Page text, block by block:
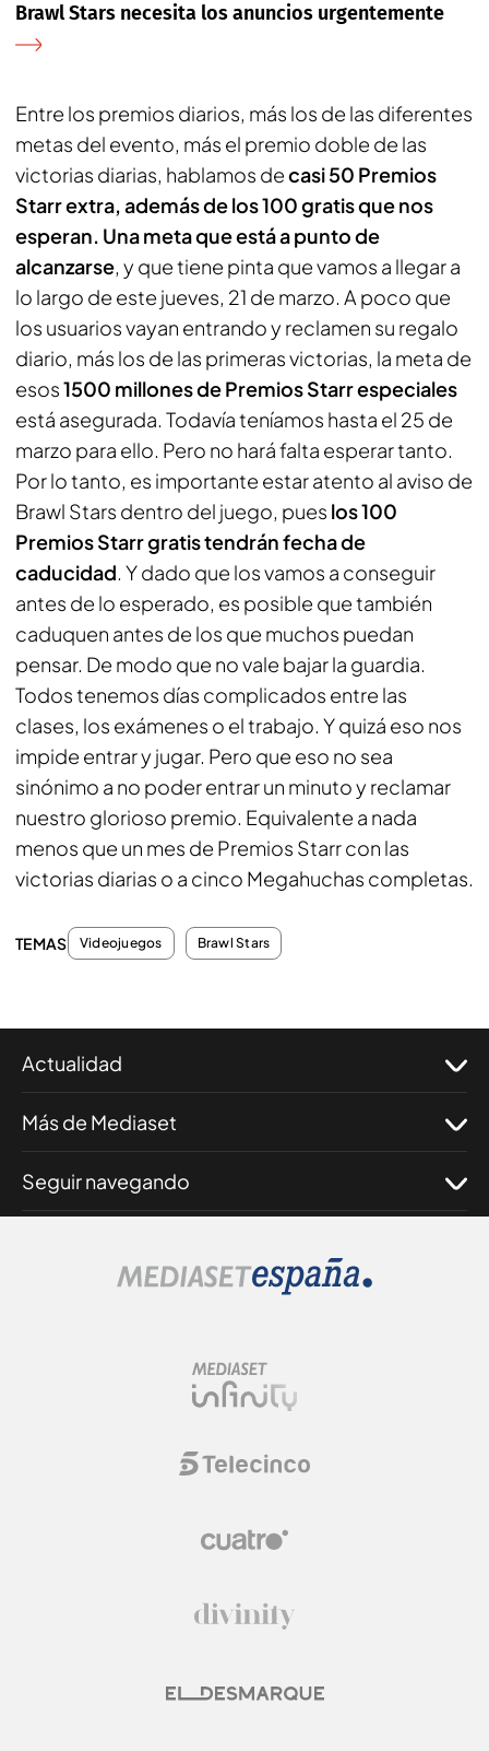
Brawl Stars necesita los anuncios urgentemente
Entre los premios diarios, más los de las diferentes
metas del evento, más el premio doble de las
victorias diarias, hablamos decasi 50 Premios
Starr extra, además de los 100 gratis que nos
esperan. Una meta que está a punto de
alcanzarse, y que tiene pinta que vamos a llegar a
lo largo de este jueves, 21 de marzo. A poco que
los usuarios vayan entrando y reclamen su regalo
diario, más los de las primeras victorias, la meta de
esos1500 millones de Premios Starr especiales
está asegurada. Todavía teníamos hasta el 25 de
marzo para ello. Pero no hará falta esperar tanto.
Por lo tanto, es importante estar atento al aviso de
Brawl Stars dentro del juego, pues los 100
Premios Starr gratis tendrán fecha de
caducidad. Y dado que los vamos a conseguir
antes de lo esperado, es posible que también
caduquen antes de los que muchos puedan
pensar. De modo que no vale bajar la guardia.
Todos tenemos días complicados entre las
clases, los exámenes o el trabajo. Y quizá eso nos
impide entrar y jugar. Pero que eso no sea
sinónimo a no poder entrar un minuto y reclamar
nuestro glorioso premio. Equivalente a nada
menos que un mes de Premios Starr con las
victorias diarias o a cinco Megahuchas completas.
TEMAS Videojuegos Brawl Stars
Actualidad
Más de Mediaset
Seguir navegando